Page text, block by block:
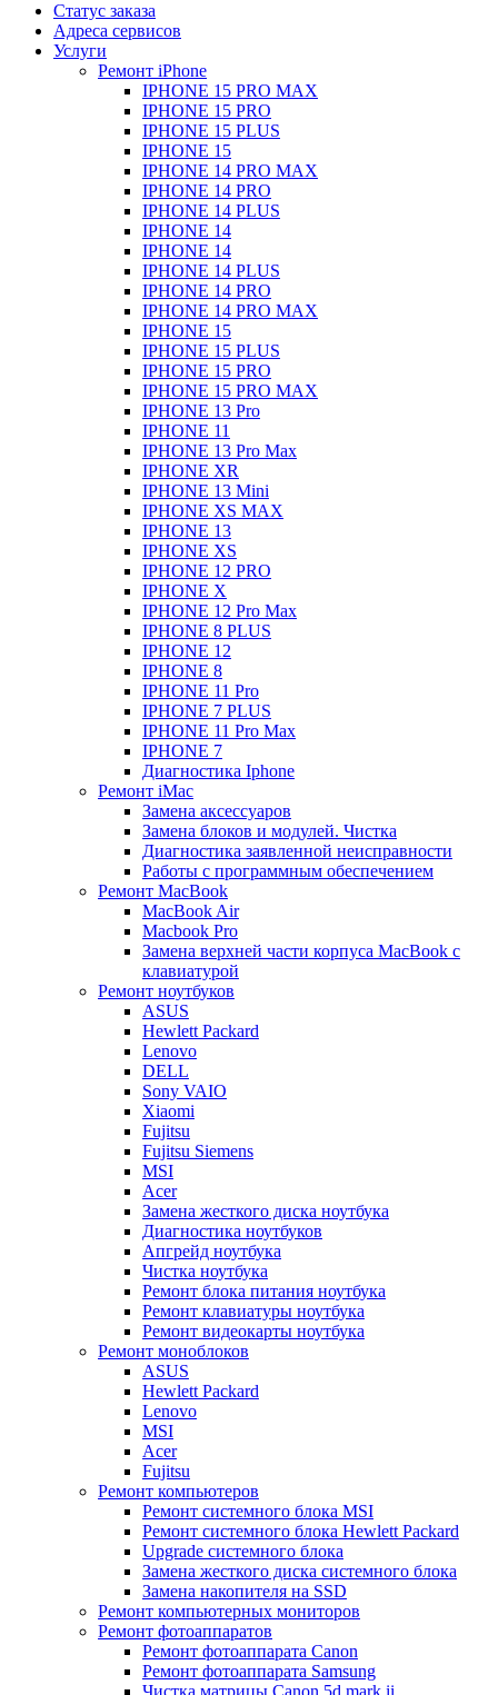
Статус заказа
Адреса сервисов
Услуги
Ремонт iPhone
IPHONE 15 PRO MAX
IPHONE 15 PRO
IPHONE 15 PLUS
IPHONE 15
IPHONE 14 PRO MAX
IPHONE 14 PRO
IPHONE 14 PLUS
IPHONE 14
IPHONE 14
IPHONE 14 PLUS
IPHONE 14 PRO
IPHONE 14 PRO MAX
IPHONE 15
IPHONE 15 PLUS
IPHONE 15 PRO
IPHONE 15 PRO MAX
IPHONE 13 Pro
IPHONE 11
IPHONE 13 Pro Max
IPHONE XR
IPHONE 13 Mini
IPHONE XS MAX
IPHONE 13
IPHONE XS
IPHONE 12 PRO
IPHONE X
IPHONE 12 Pro Max
IPHONE 8 PLUS
IPHONE 12
IPHONE 8
IPHONE 11 Pro
IPHONE 7 PLUS
IPHONE 11 Pro Max
IPHONE 7
Диагностика Iphone
Ремонт iMac
Замена аксессуаров
Замена блоков и модулей. Чистка
Диагностика заявленной неисправности
Работы с программным обеспечением
Ремонт MacBook
MacBook Air
Macbook Pro
Замена верхней части корпуса MacBook с
клавиатурой
Ремонт ноутбуков
ASUS
Hewlett Packard
Lenovo
DELL
Sony VAIO
Xiaomi
Fujitsu
Fujitsu Siemens
MSI
Acer
Замена жесткого диска ноутбука
Диагностика ноутбуков
Апгрейд ноутбука
Чистка ноутбука
Ремонт блока питания ноутбука
Ремонт клавиатуры ноутбука
Ремонт видеокарты ноутбука
Ремонт моноблоков
ASUS
Hewlett Packard
Lenovo
MSI
Acer
Fujitsu
Ремонт компьютеров
Ремонт системного блока MSI
Ремонт системного блока Hewlett Packard
Upgrade системного блока
Замена жесткого диска системного блока
Замена накопителя на SSD
Ремонт компьютерных мониторов
Ремонт фотоаппаратов
Ремонт фотоаппарата Canon
Ремонт фотоаппарата Samsung
Чистка матрицы Canon 5d mark ii